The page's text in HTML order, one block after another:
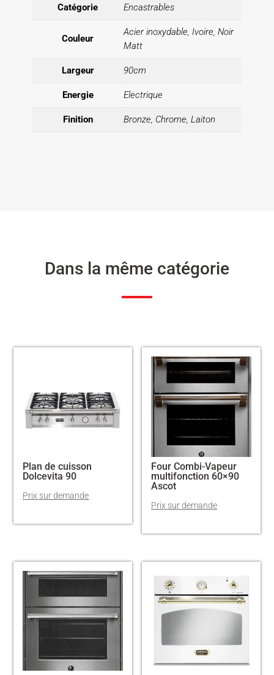
Catégorie Encastrables
Couleur
Acier inoxydable, Ivoire, Noir
Matt
Largeur 90cm
Energie Electrique
Finition Bronze, Chrome, Laiton
Dans la même catégorie
Plan de cuisson
Dolcevita 90
Four Combi-Vapeur
multifonction 60×90
Ascot